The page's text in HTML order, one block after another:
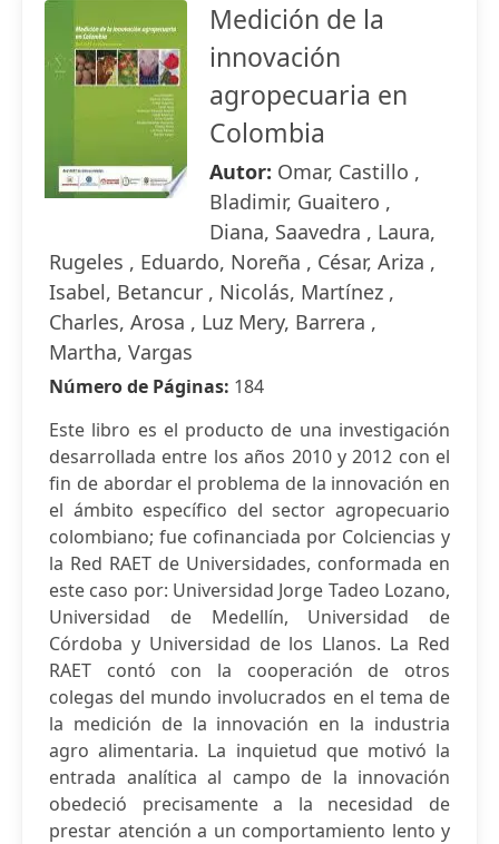
Medición de la
innovación
agropecuaria en
Colombia
Autor: Omar, Castillo ,
Bladimir, Guaitero ,
Diana, Saavedra , Laura,
Rugeles , Eduardo, Noreña , César, Ariza ,
Isabel, Betancur , Nicolás, Martínez ,
Charles, Arosa , Luz Mery, Barrera ,
Martha, Vargas
Número de Páginas: 184
Este libro es el producto de una investigación
desarrollada entre los años 2010 y 2012 con el
fin de abordar el problema de la innovación en
el ámbito específico del sector agropecuario
colombiano; fue cofinanciada por Colciencias y
la Red RAET de Universidades, conformada en
este caso por: Universidad Jorge Tadeo Lozano,
Universidad de Medellín, Universidad de
Córdoba y Universidad de los Llanos. La Red
RAET contó con la cooperación de otros
colegas del mundo involucrados en el tema de
la medición de la innovación en la industria
agro alimentaria. La inquietud que motivó la
entrada analítica al campo de la innovación
obedeció precisamente a la necesidad de
prestar atención a un comportamiento lento y